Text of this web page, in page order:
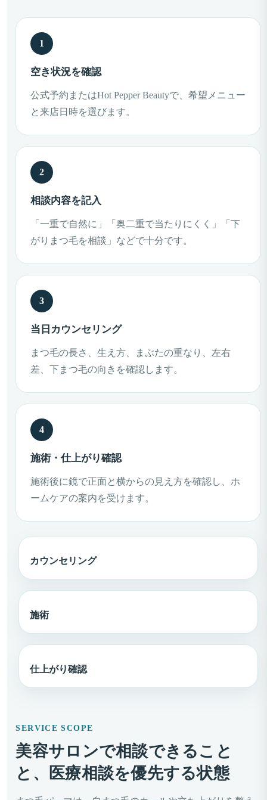
空き状況を確認
公式予約またはHot Pepper Beautyで、希望メニュー
と来店日時を選びます。
相談内容を記入
「一重で自然に」「奥二重で当たりにくく」「下
がりまつ毛を相談」などで十分です。
当日カウンセリング
まつ毛の長さ、生え方、まぶたの重なり、左右
差、下まつ毛の向きを確認します。
施術・仕上がり確認
施術後に鏡で正面と横からの見え方を確認し、ホ
ームケアの案内を受けます。
カウンセリング
施術
仕上がり確認
SERVICE SCOPE
美容サロンで相談できること
と、医療相談を優先する状態